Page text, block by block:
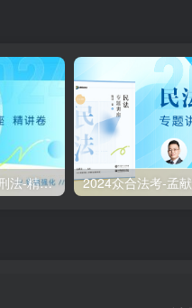
2024众合法考-柏浪涛刑法-精讲卷pdf电子版（附视频1-76全）